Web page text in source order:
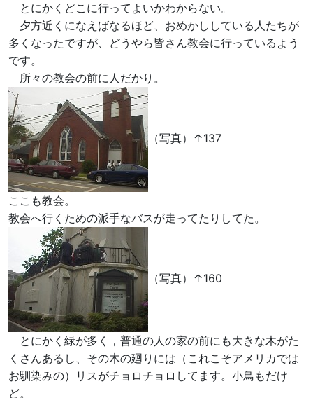
とにかくどこに行ってよいかわからない。
夕方近くになえばなるほど、おめかししている人たちが
多くなったですが、どうやら皆さん教会に行っているよう
です。
所々の教会の前に人だかり。
（写真）↑137
ここも教会。
教会へ行くための派手なバスが走ってたりしてた。
（写真）↑160
とにかく緑が多く，普通の人の家の前にも大きな木がた
くさんあるし、その木の廻りには（これこそアメリカでは
お馴染みの）リスがチョロチョロしてます。小鳥もだけ
ど。